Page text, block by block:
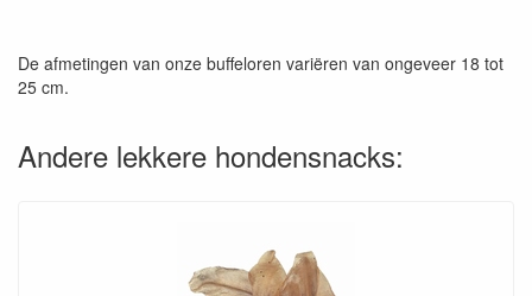
De afmetingen van onze buffeloren variëren van ongeveer 18 tot
25 cm.
Andere lekkere hondensnacks: